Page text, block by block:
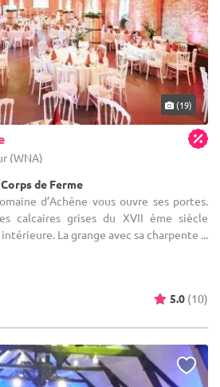
(19)
(WNA)
de Ferme
d’Achêne vous ouvre ses portes.
calcaires grises du XVII ème siècle
La grange avec sa charpente ...
5.0 (10)